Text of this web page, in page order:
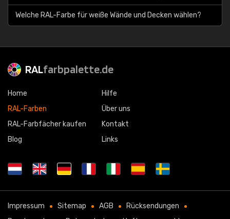
Welche RAL-Farbe für weiße Wände und Decken wählen?
RALfarbpalette.de
Home
RAL-Farben
RAL-Farbfächer kaufen
Blog
Hilfe
Über uns
Kontakt
Links
Impressum Sitemap AGB
Rücksendungen